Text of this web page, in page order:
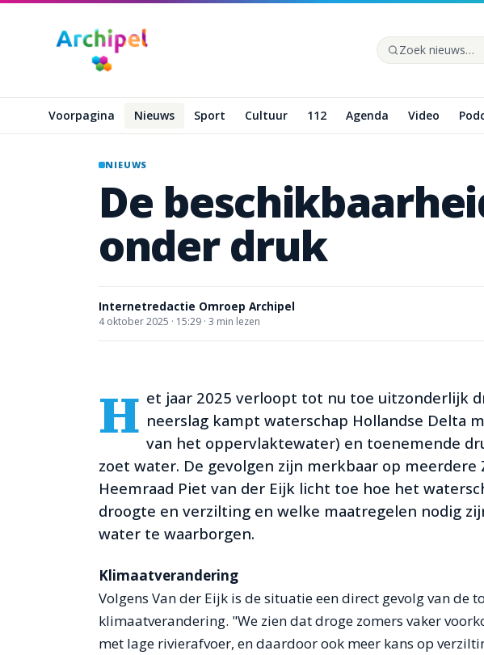
Naar hoofdinhoud
Zoek op de site
Voorpagina Nieuws Sport Cultuur 112 Agenda Video
NIEUWS
De
onder druk
Internetredactie Omroep Archipel
4 oktober 2025 · 15:29 · 3 min lezen
H et jaar 2025 verloopt tot nu toe uitzonderlijk
neerslag kampt waterschap Hollandse Delta
van het oppervlaktewater) en toenemende
zoet water. De gevolgen zijn merkbaar op meerdere
Heemraad Piet van der Eijk licht toe hoe het
droogte en verzilting en welke maatregelen nodig
water te waarborgen.
Klimaatverandering
Volgens Van der Eijk is de situatie een direct gevolg van de
klimaatverandering. "We zien dat droge zomers vaker
met lage rivierafvoer, en daardoor ook meer kans op